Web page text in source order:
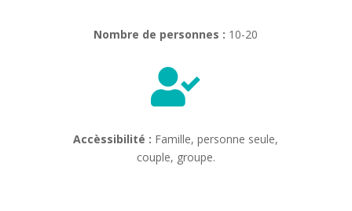
Nombre de personnes : 10-20

Accèssibilité : Famille, personne seule,
couple, groupe.